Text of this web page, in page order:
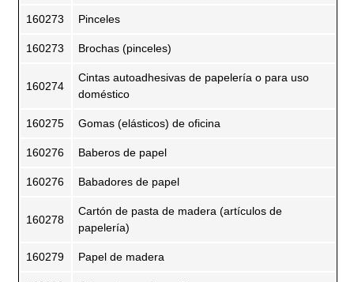
160273 Pinceles
160273 Brochas (pinceles)
160274
Cintas autoadhesivas de papelería o para uso
doméstico
160275 Gomas (elásticos) de oficina
160276 Baberos de papel
160276 Babadores de papel
160278
Cartón de pasta de madera (artículos de
papelería)
160279 Papel de madera